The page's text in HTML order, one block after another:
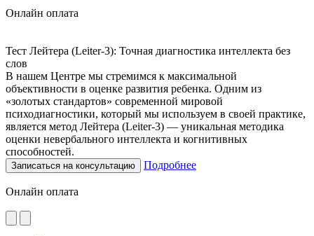
Онлайн оплата
Тест Лейтера (Leiter-3): Точная диагностика интеллекта без
слов
В нашем Центре мы стремимся к максимальной
объективности в оценке развития ребенка. Одним из
«золотых стандартов» современной мировой
психодиагностики, который мы используем в своей практике,
является метод Лейтера (Leiter-3) — уникальная методика
оценки невербального интеллекта и когнитивных
способностей.
Записаться на консультацию Подробнее
Онлайн оплата